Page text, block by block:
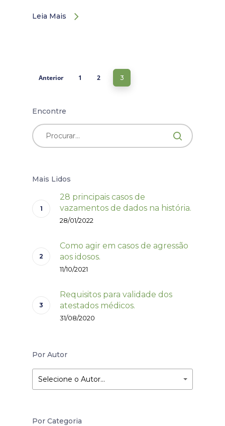
Leia Mais
Anterior 1 2 3
Encontre
Mais Lidos
28 principais casos de
vazamentos de dados na história.
28/01/2022
Como agir em casos de agressão
aos idosos.
11/10/2021
Requisitos para validade dos
atestados médicos.
31/08/2020
Por Autor
Selecione o Autor…
Por Categoria